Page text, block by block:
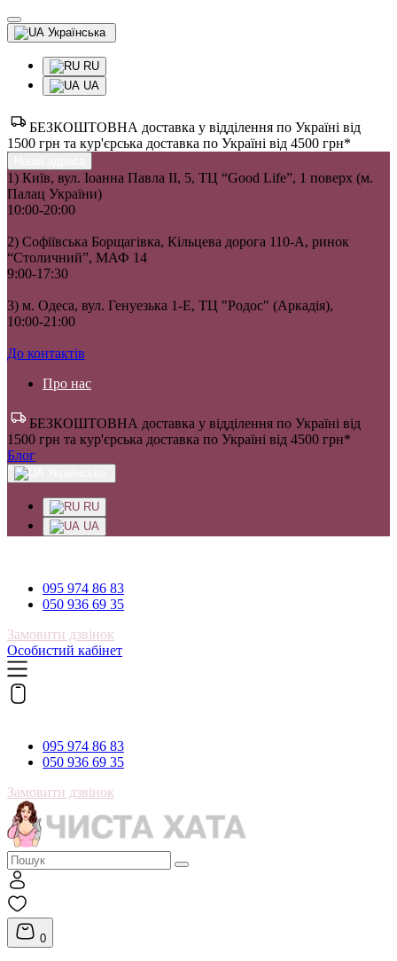
Українська
RU
UA
БЕЗКОШТОВНА доставка у відділення по Україні від
1500 грн та кур'єрська доставка по Україні від 4500 грн*
1) Київ, вул. Іоанна Павла II, 5, ТЦ “Good Life”, 1 поверх (м.
Палац України)
10:00-20:00
2) Софіївська Борщагівка, Кільцева дорога 110-А, ринок
“Столичний”, МАФ 14
9:00-17:30
3) м. Одеса, вул. Генуезька 1-Е, ТЦ "Родос" (Аркадія),
10:00-21:00
До контактів
Про нас
БЕЗКОШТОВНА доставка у відділення по Україні від
1500 грн та кур'єрська доставка по Україні від 4500 грн*
Блог
RU
UA
095 974 86 83
050 936 69 35
Замовити дзвінок
Особистий кабінет
095 974 86 83
050 936 69 35
Замовити дзвінок
0